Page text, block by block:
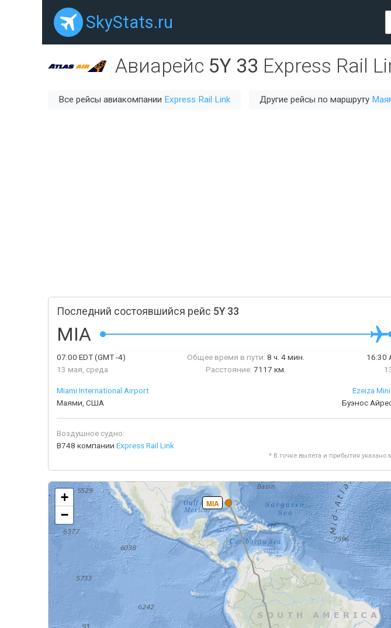
SkyStats.ru
Авиарейс 5Y 33 Express Rail
Все рейсы авиакомпании Express Rail Link Другие рейсы по маршруту
Последний состоявшийся рейс 5Y 33
MIA
07:00 EDT(GMT -4)
13 мая, среда
Общее время в пути: 8 ч. 4 мин.
Расстояние: 7117 км.
16:30
Miami International Airport
Маями, США
Ezeiza
Буэнос
Воздушное судно:
B748 компании Express Rail Link
* В точке вылета и прибытия указано
MIA
+
−